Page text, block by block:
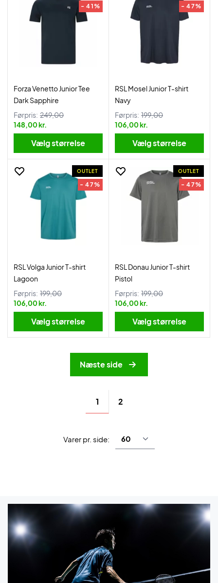
- 41%
Forza Venetto Junior Tee
Dark Sapphire
Førpris: 249,00
148,00 kr.
Vælg størrelse
- 47%
RSL Mosel Junior T-shirt
Navy
Førpris: 199,00
106,00 kr.
Vælg størrelse
OUTLET
- 47%
RSL Volga Junior T-shirt
Lagoon
Førpris: 199,00
106,00 kr.
Vælg størrelse
OUTLET
- 47%
RSL Donau Junior T-shirt
Pistol
Førpris: 199,00
106,00 kr.
Vælg størrelse
Næste side
1 2
Varer pr. side: